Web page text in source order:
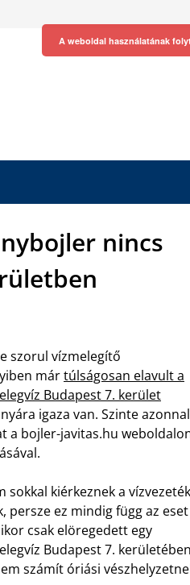
nincs
szorul vízmelegítő
mártúlságosan elavult a
Budapest 7. kerület
igaza van. Szinte
a bojler-javitas.hu
sokkal kiérkeznek a vízvezeték
persze ez mindig függ az eset
csak elöregedett egy
Budapest 7.
számít óriási
A weboldal használatának